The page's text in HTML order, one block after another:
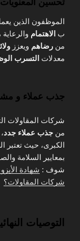
الموظفون الذين
ب الاهتمام
من رضاهم ويعزز
معدلات التسرب
جذب عملاء و
شركات المقاولات
من جذب عملاء جدد
الكبرى، حيث تعتبر
بمعايير السلامة
شوف : شهادة
شركات المقاولات؟
التوصيات